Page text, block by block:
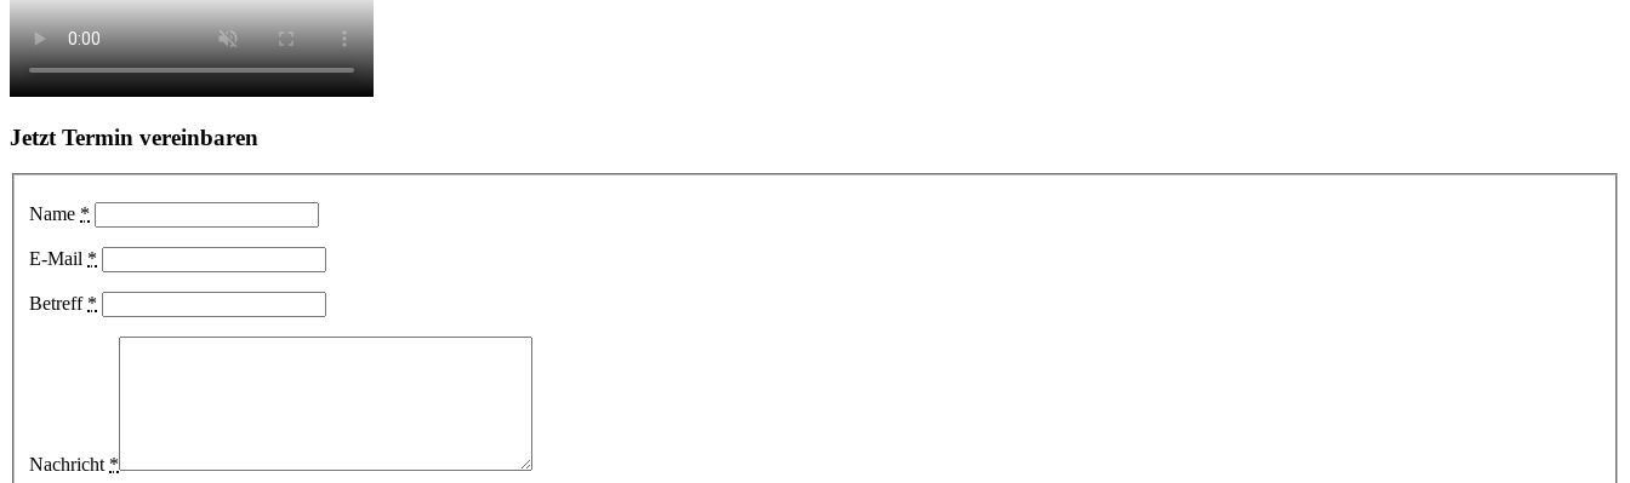
Jetzt Termin vereinbaren
Name *
E-Mail *
Betreff *
Nachricht *